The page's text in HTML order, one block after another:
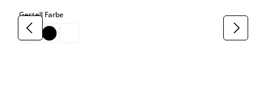
Gestell Farbeauswählen